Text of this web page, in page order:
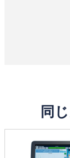
同